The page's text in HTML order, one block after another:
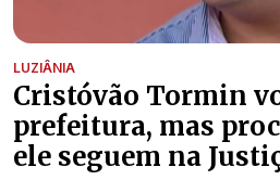
LUZIÂNIA
Cristóvão Tormin
prefeitura, mas
ele seguem na